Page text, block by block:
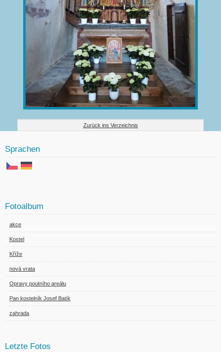
Zurück ins Verzeichnis
Sprachen
Fotoalbum
akce
Kostel
Kříže
nová vrata
Opravy poutního areálu
Pan kostelník Josef Batík
zahrada
Letzte Fotos